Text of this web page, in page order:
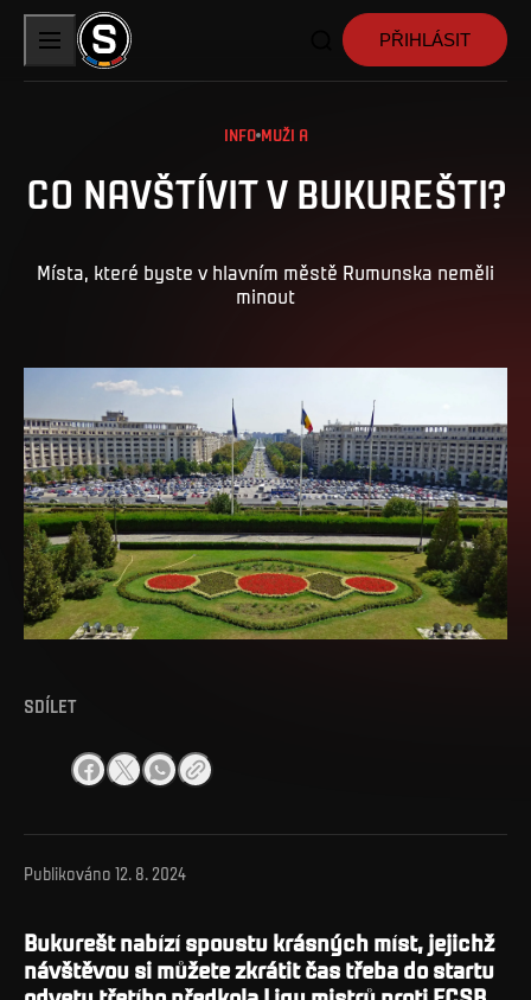
PŘIHLÁSIT
INFO MUŽI A
CO NAVŠTÍVIT V BUKUREŠTI?
Místa, které byste v hlavním městě Rumunska neměli
minout
SDÍLET
Publikováno 12. 8. 2024
Bukurešt nabízí spoustu krásných míst, jejichž
návštěvou si můžete zkrátit čas třeba do startu